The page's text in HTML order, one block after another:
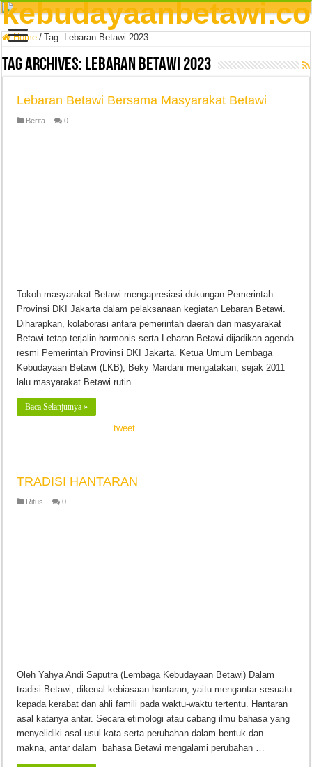
Home / Tag: Lebaran Betawi 2023
Tag Archives: Lebaran Betawi 2023
Lebaran Betawi Bersama Masyarakat Betawi
Berita 0
Tokoh masyarakat Betawi mengapresiasi dukungan Pemerintah
Provinsi DKI Jakarta dalam pelaksanaan kegiatan Lebaran Betawi.
Diharapkan, kolaborasi antara pemerintah daerah dan masyarakat
Betawi tetap terjalin harmonis serta Lebaran Betawi dijadikan agenda
resmi Pemerintah Provinsi DKI Jakarta. Ketua Umum Lembaga
Kebudayaan Betawi (LKB), Beky Mardani mengatakan, sejak 2011
lalu masyarakat Betawi rutin …
Baca Selanjutnya »
tweet
TRADISI HANTARAN
Ritus 0
Oleh Yahya Andi Saputra (Lembaga Kebudayaan Betawi) Dalam
tradisi Betawi, dikenal kebiasaan hantaran, yaitu mengantar sesuatu
kepada kerabat dan ahli famili pada waktu-waktu tertentu. Hantaran
asal katanya antar. Secara etimologi atau cabang ilmu bahasa yang
menyelidiki asal-usul kata serta perubahan dalam bentuk dan
makna, antar dalam bahasa Betawi mengalami perubahan …